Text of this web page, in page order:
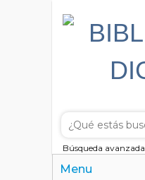
Búsqueda avanzada
Menu